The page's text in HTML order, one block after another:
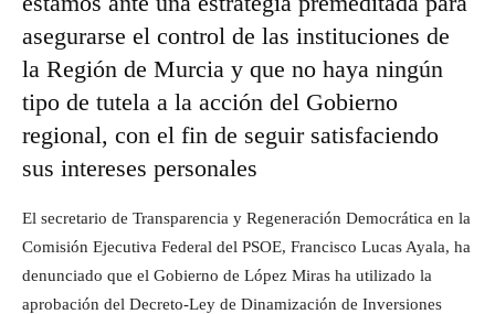
asegurarse el control de las instituciones de
la Región de Murcia y que no haya ningún
tipo de tutela a la acción del Gobierno
regional, con el fin de seguir satisfaciendo
sus intereses personales
El secretario de Transparencia y Regeneración Democrática en la
Comisión Ejecutiva Federal del PSOE, Francisco Lucas Ayala, ha
denunciado que el Gobierno de López Miras ha utilizado la
aprobación del Decreto-Ley de Dinamización de Inversiones